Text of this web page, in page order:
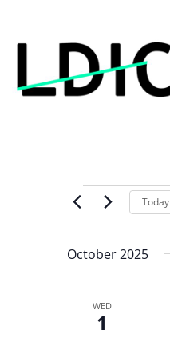
Today
October 2025
WED
1